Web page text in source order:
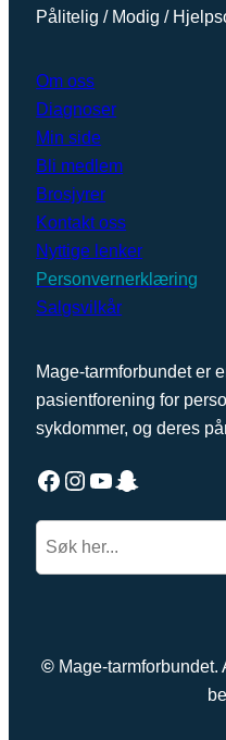
Pålitelig / Modig /
Om oss
Diagnoser
Min side
Bli medlem
Brosjyrer
Kontakt oss
Nyttige lenker
Personvernerklæring
Salgsvilkår
Mage-tarmforbundet er
pasientforening for
sykdommer, og deres
Facebook Instagram YouTube Snapchat
h
© Mage-